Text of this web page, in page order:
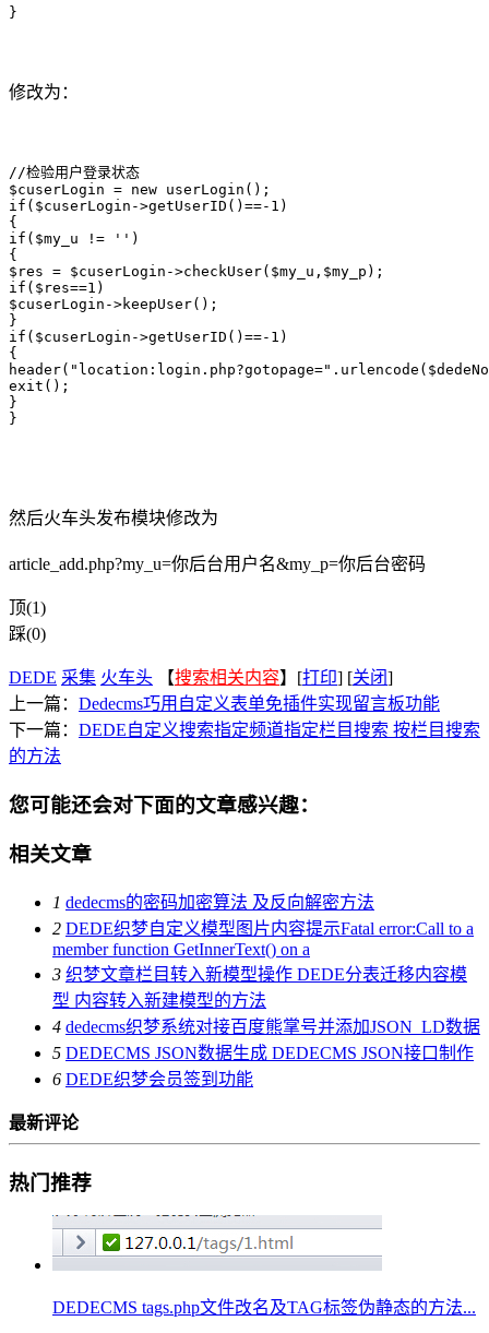
}
修改为：
//检验用户登录状态
$cuserLogin = new userLogin();
if($cuserLogin->getUserID()==-1)
{
if($my_u != '')
{
$res = $cuserLogin->checkUser($my_u,$my_p);
if($res==1)
$cuserLogin->keepUser();
}
if($cuserLogin->getUserID()==-1)
{
exit();
}
}
然后火车头发布模块修改为
article_add.php?my_u=你后台用户名&my_p=你后台密码
顶(1)
踩(0)
DEDE 采集 火车头 【搜索相关内容】[打印] [关闭]
上一篇： Dedecms巧用自定义表单免插件实现留言板功能
下一篇： DEDE自定义搜索指定频道指定栏目搜索 按栏目搜索
的方法
您可能还会对下面的文章感兴趣：
相关文章
1 dedecms的密码加密算法 及反向解密方法
2 DEDE织梦自定义模型图片内容提示Fatal error:Call to a
member function GetInnerText() on a
3 织梦文章栏目转入新模型操作 DEDE分表迁移内容模
型 内容转入新建模型的方法
4 dedecms织梦系统对接百度熊掌号并添加JSON_LD数据
5 DEDECMS JSON数据生成 DEDECMS JSON接口制作
6 DEDE织梦会员签到功能
最新评论
热门推荐
DEDECMS tags.php文件改名及TAG标签伪静态的方法...